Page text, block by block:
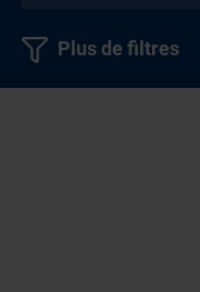
Plus de filtres